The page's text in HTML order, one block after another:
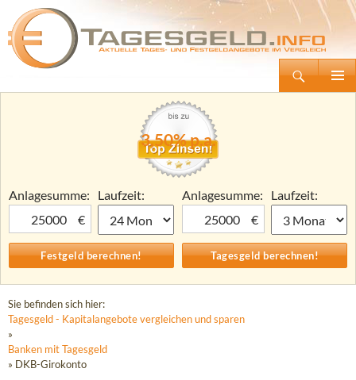
Tagesgeld.info – Tagesgeldkonten vergleichen und Tagesgeld-Zinsen berechnen
Zum
3,50% p.a.
Anlagesumme:
€
Laufzeit:
Anlagesumme:
€
Laufzeit:
Sie befinden sich hier:
Tagesgeld - Kapitalangebote vergleichen und sparen
»
Banken mit Tagesgeld
» DKB-Girokonto